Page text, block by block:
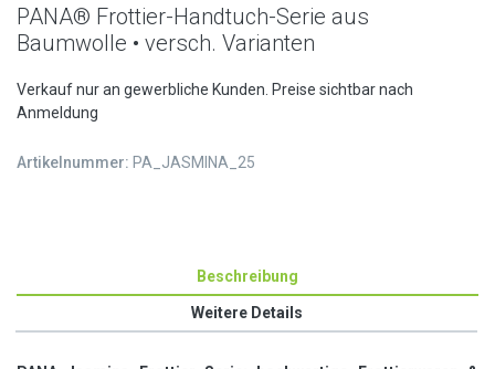
PANA® Frottier-Handtuch-Serie aus
Baumwolle • versch. Varianten
Verkauf nur an gewerbliche Kunden. Preise sichtbar nach
Anmeldung
Artikelnummer: PA_JASMINA_25
Beschreibung
Weitere Details